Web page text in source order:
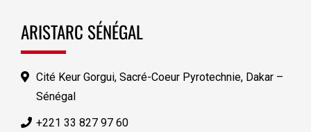
ARISTARC SÉNÉGAL
Cité Keur Gorgui, Sacré-Coeur Pyrotechnie, Dakar –
Sénégal
+221 33 827 97 60